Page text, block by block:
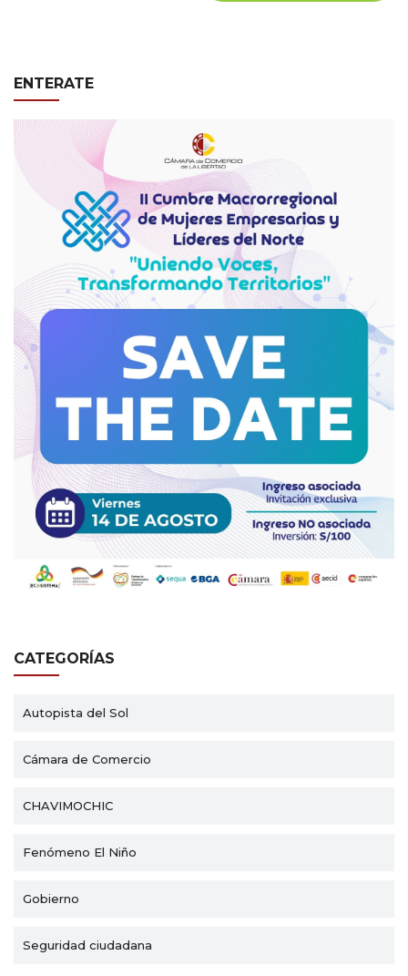
ENTERATE
CATEGORÍAS
Autopista del Sol
Cámara de Comercio
CHAVIMOCHIC
Fenómeno El Niño
Gobierno
Seguridad ciudadana